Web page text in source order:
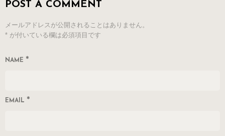
POST A COMMENT
メールアドレスが公開されることはありません。
* が付いている欄は必須項目です
NAME *
EMAIL *